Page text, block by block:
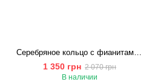
Серебряное кольцо с фианитами «Пение ветров»
1 350 грн 2 070 грн
В наличии